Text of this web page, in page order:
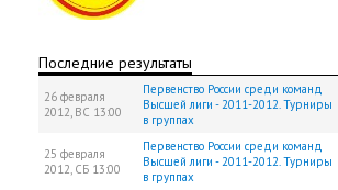
Последние результаты
26 февраля
2012, ВС 13:00
Первенство России среди команд
Высшей лиги - 2011-2012. Турниры
в группах
25 февраля
2012, СБ 13:00
Первенство России среди команд
Высшей лиги - 2011-2012. Турниры
в группах